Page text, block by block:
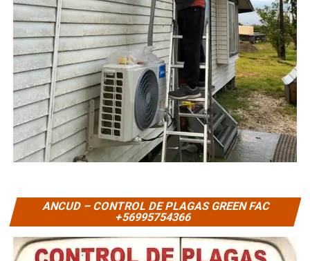
ANCUD – CONTROL DE PLAGAS GREEN FAC
+56995754366